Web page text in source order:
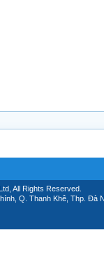
All Rights Reserved.
Q. Thanh Khê, Thp. Đà